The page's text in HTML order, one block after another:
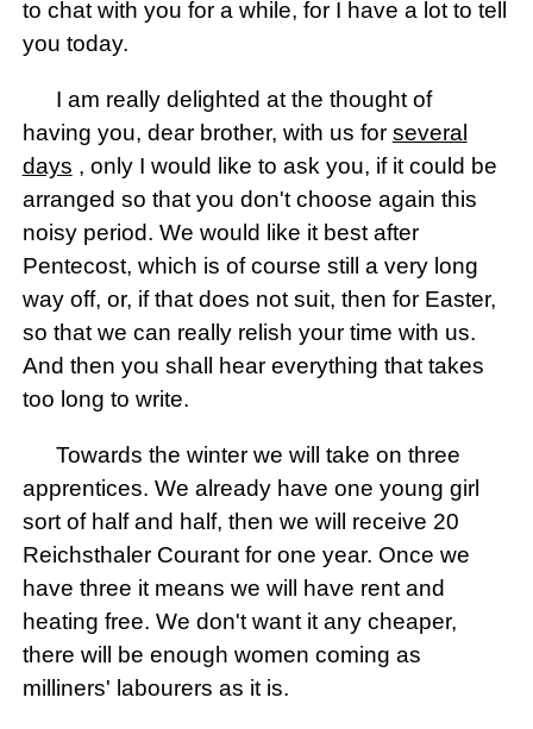
to chat with you for a while, for I have a lot to tell
you today.
I am really delighted at the thought of
having you, dear brother, with us for several
days , only I would like to ask you, if it could be
arranged so that you don't choose again this
noisy period. We would like it best after
Pentecost, which is of course still a very long
way off, or, if that does not suit, then for Easter,
so that we can really relish your time with us.
And then you shall hear everything that takes
too long to write.
Towards the winter we will take on three
apprentices. We already have one young girl
sort of half and half, then we will receive 20
Reichsthaler Courant for one year. Once we
have three it means we will have rent and
heating free. We don't want it any cheaper,
there will be enough women coming as
milliners' labourers as it is.